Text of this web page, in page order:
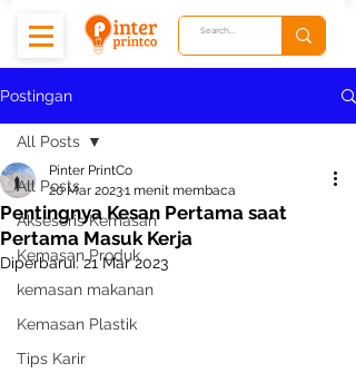
Postingan
All Posts
Aksesoris Kemasan
Kemasan Produk
kemasan makanan
Kemasan Plastik
Tips Karir
All Posts
Pentingnya Kesan Pertama saat
Pertama Masuk Kerja
Pinter PrintCo
20 Mar 20231 menit membaca
Diperbarui:21 Mar 2023